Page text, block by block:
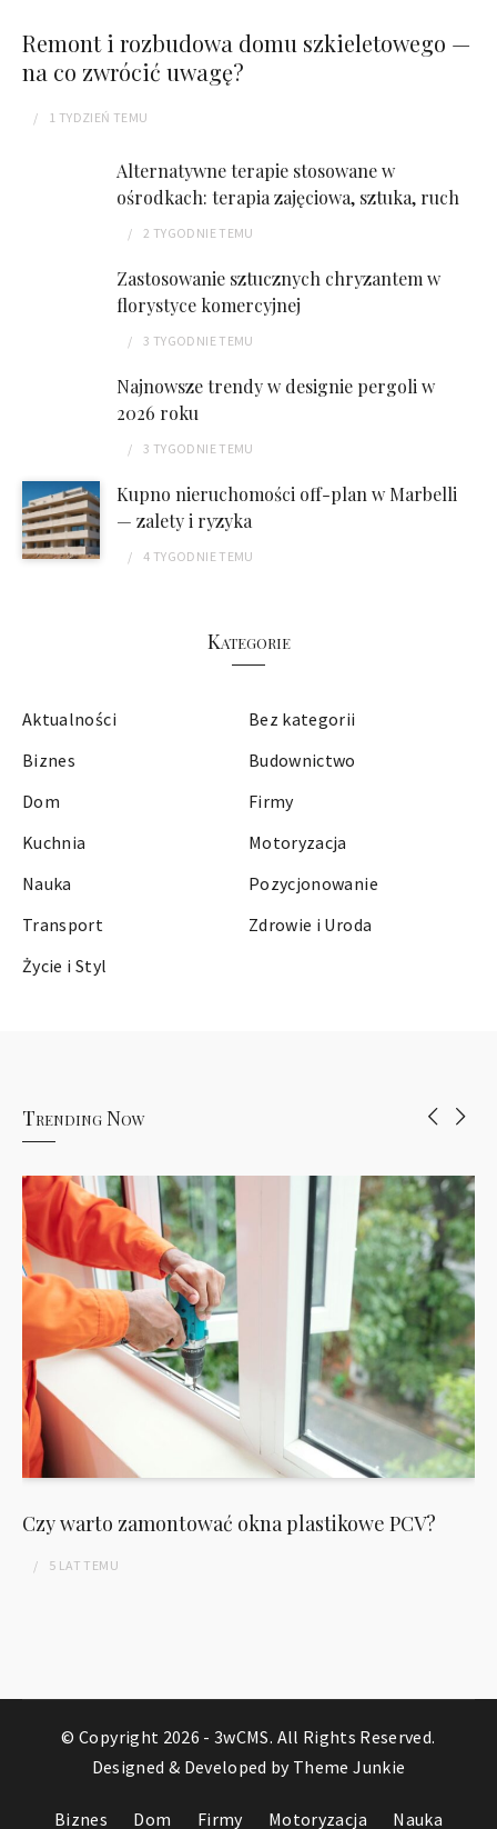
Remont i rozbudowa domu szkieletowego —
na co zwrócić uwagę?
1 TYDZIEŃ TEMU
Alternatywne terapie stosowane w
ośrodkach: terapia zajęciowa, sztuka, ruch
2 TYGODNIE TEMU
Zastosowanie sztucznych chryzantem w
florystyce komercyjnej
3 TYGODNIE TEMU
Najnowsze trendy w designie pergoli w
2026 roku
3 TYGODNIE TEMU
Kupno nieruchomości off-plan w Marbelli
— zalety i ryzyka
4 TYGODNIE TEMU
Kategorie
Aktualności
Bez kategorii
Biznes
Budownictwo
Dom
Firmy
Kuchnia
Motoryzacja
Nauka
Pozycjonowanie
Transport
Zdrowie i Uroda
Życie i Styl
Trending Now
Czy warto zamontować okna plastikowe PCV?
5 LAT TEMU
© Copyright 2026 -3wCMS. All Rights Reserved.
Designed & Developed by Theme Junkie
Biznes Dom Firmy Motoryzacja Nauka